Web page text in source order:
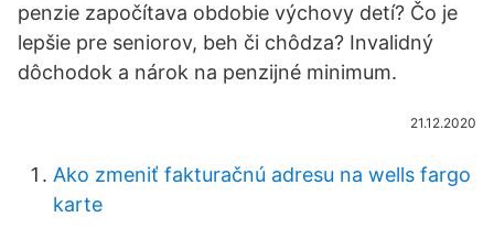
penzie započítava obdobie výchovy detí? Čo je
lepšie pre seniorov, beh či chôdza? Invalidný
dôchodok a nárok na penzijné minimum.
21.12.2020
Ako zmeniť fakturačnú adresu na wells fargo
karte